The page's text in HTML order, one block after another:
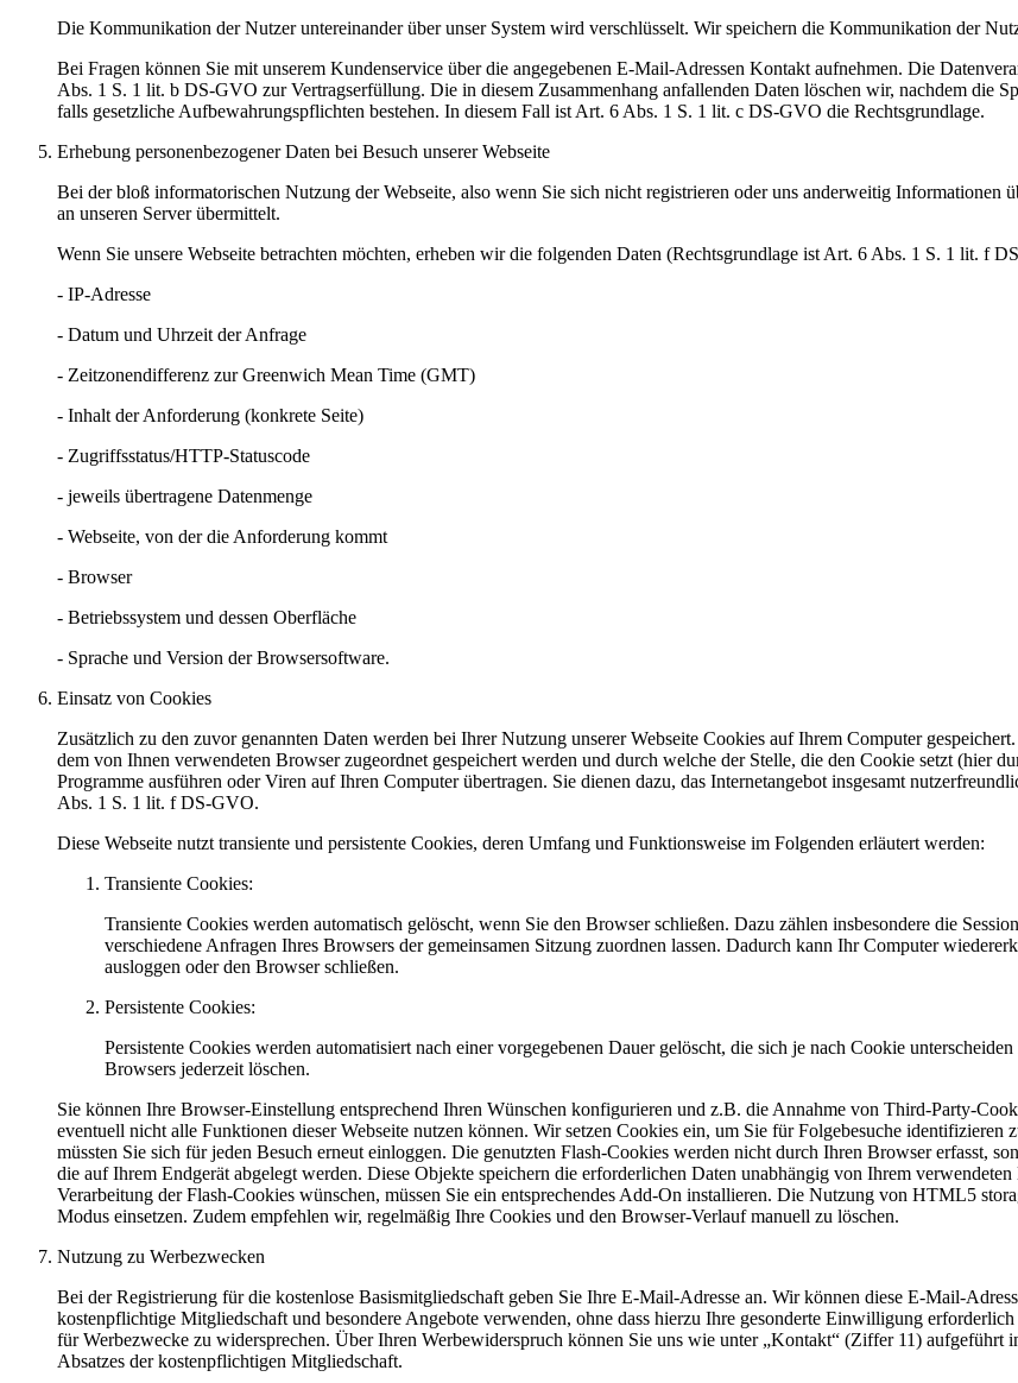
Die Kommunikation der Nutzer untereinander über unser System wird verschlüsselt. Wir speichern die Kommunikation der
Bei Fragen können Sie mit unserem Kundenservice über die angegebenen E-Mail-Adressen Kontakt aufnehmen. Die
Abs. 1 S. 1 lit. b DS-GVO zur Vertragserfüllung. Die in diesem Zusammenhang anfallenden Daten löschen wir, nachdem die
falls gesetzliche Aufbewahrungspflichten bestehen. In diesem Fall ist Art. 6 Abs. 1 S. 1 lit. c DS-GVO die Rechtsgrundlage.
Erhebung personenbezogener Daten bei Besuch unserer Webseite
Bei der bloß informatorischen Nutzung der Webseite, also wenn Sie sich nicht registrieren oder uns anderweitig Informationen
an unseren Server übermittelt.
Wenn Sie unsere Webseite betrachten möchten, erheben wir die folgenden Daten (Rechtsgrundlage ist Art. 6 Abs. 1 S. 1 lit. f
- IP-Adresse
- Datum und Uhrzeit der Anfrage
- Zeitzonendifferenz zur Greenwich Mean Time (GMT)
- Inhalt der Anforderung (konkrete Seite)
- Zugriffsstatus/HTTP-Statuscode
- jeweils übertragene Datenmenge
- Webseite, von der die Anforderung kommt
- Browser
- Betriebssystem und dessen Oberfläche
- Sprache und Version der Browsersoftware.
Einsatz von Cookies
Zusätzlich zu den zuvor genannten Daten werden bei Ihrer Nutzung unserer Webseite Cookies auf Ihrem Computer
dem von Ihnen verwendeten Browser zugeordnet gespeichert werden und durch welche der Stelle, die den Cookie setzt (hier
Programme ausführen oder Viren auf Ihren Computer übertragen. Sie dienen dazu, das Internetangebot insgesamt
Abs. 1 S. 1 lit. f DS-GVO.
Diese Webseite nutzt transiente und persistente Cookies, deren Umfang und Funktionsweise im Folgenden erläutert werden:
Transiente Cookies:
Transiente Cookies werden automatisch gelöscht, wenn Sie den Browser schließen. Dazu zählen insbesondere die
verschiedene Anfragen Ihres Browsers der gemeinsamen Sitzung zuordnen lassen. Dadurch kann Ihr Computer
ausloggen oder den Browser schließen.
Persistente Cookies:
Persistente Cookies werden automatisiert nach einer vorgegebenen Dauer gelöscht, die sich je nach Cookie
Browsers jederzeit löschen.
Sie können Ihre Browser-Einstellung entsprechend Ihren Wünschen konfigurieren und z.B. die Annahme von Third-Party-
eventuell nicht alle Funktionen dieser Webseite nutzen können. Wir setzen Cookies ein, um Sie für Folgebesuche
müssten Sie sich für jeden Besuch erneut einloggen. Die genutzten Flash-Cookies werden nicht durch Ihren Browser erfasst,
die auf Ihrem Endgerät abgelegt werden. Diese Objekte speichern die erforderlichen Daten unabhängig von Ihrem
Verarbeitung der Flash-Cookies wünschen, müssen Sie ein entsprechendes Add-On installieren. Die Nutzung von HTML5
Modus einsetzen. Zudem empfehlen wir, regelmäßig Ihre Cookies und den Browser-Verlauf manuell zu löschen.
Nutzung zu Werbezwecken
Bei der Registrierung für die kostenlose Basismitgliedschaft geben Sie Ihre E-Mail-Adresse an. Wir können diese E-Mail-
kostenpflichtige Mitgliedschaft und besondere Angebote verwenden, ohne dass hierzu Ihre gesonderte Einwilligung
für Werbezwecke zu widersprechen. Über Ihren Werbewiderspruch können Sie uns wie unter „Kontakt“ (Ziffer 11) aufgeführt
Absatzes der kostenpflichtigen Mitgliedschaft.